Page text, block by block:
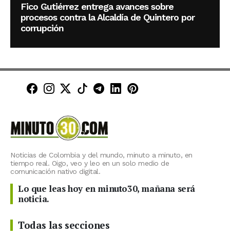
Fico Gutiérrez entrega avances sobre
procesos contra la Alcaldía de Quintero por
corrupción
Minuto30 en Facebook
Minuto30 en Instagram
Minuto30 en X (Twitter)
Minuto30 en TikTok
Canal de Minuto30 en
Minuto30 en LinkedIn
Minuto30 en
Noticias de Colombia y del mundo, minuto a minuto, en
tiempo real. Oigo, veo y leo en un solo medio de
comunicación nativo digital.
Lo que leas hoy en minuto30, mañana será
noticia.
Todas las secciones